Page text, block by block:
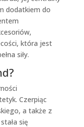
dodatkiem do
która jest
siły.
Czerpiąc
a także z
się